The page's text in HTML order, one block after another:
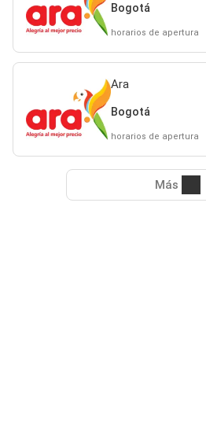
Bogotá
horarios de apertura
Ara
Bogotá
horarios de apertura
Más